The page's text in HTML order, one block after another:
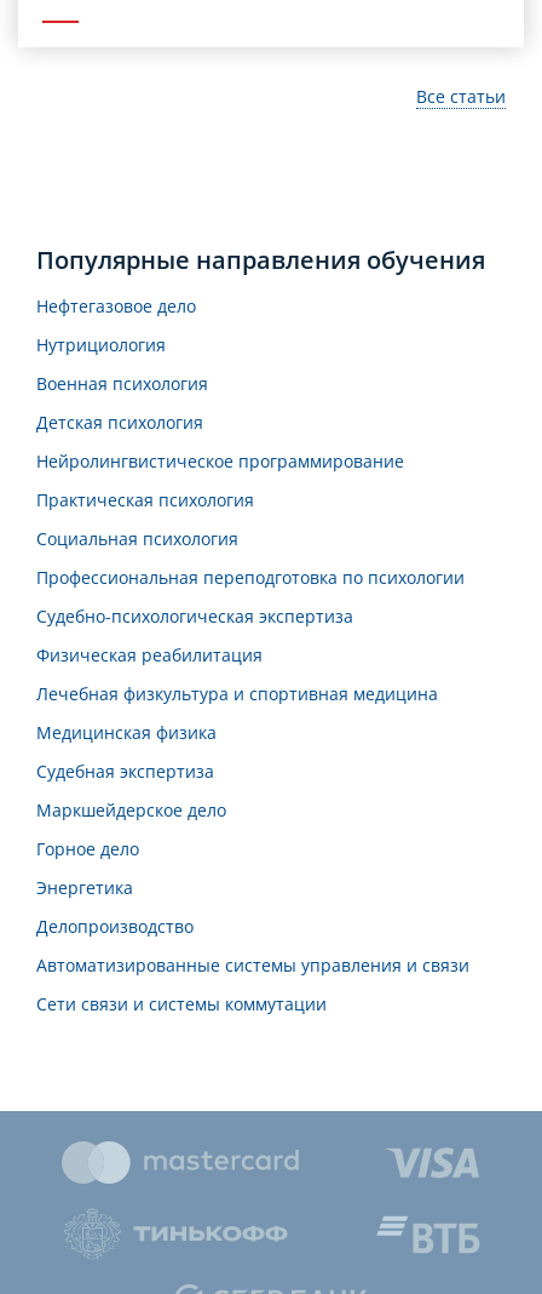
Все статьи
Популярные направления обучения
Нефтегазовое дело
Нутрициология
Военная психология
Детская психология
Нейролингвистическое программирование
Практическая психология
Социальная психология
Профессиональная переподготовка по психологии
Судебно-психологическая экспертиза
Физическая реабилитация
Лечебная физкультура и спортивная медицина
Медицинская физика
Судебная экспертиза
Маркшейдерское дело
Горное дело
Энергетика
Делопроизводство
Автоматизированные системы управления и связи
Сети связи и системы коммутации